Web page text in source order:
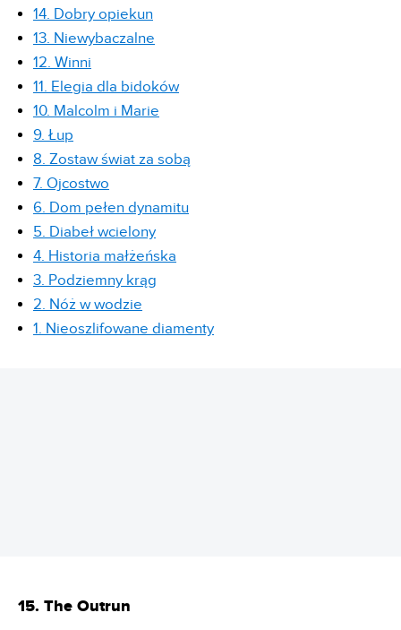
14. Dobry opiekun
13. Niewybaczalne
12. Winni
11. Elegia dla bidoków
10. Malcolm i Marie
9. Łup
8. Zostaw świat za sobą
7. Ojcostwo
6. Dom pełen dynamitu
5. Diabeł wcielony
4. Historia małżeńska
3. Podziemny krąg
2. Nóż w wodzie
1. Nieoszlifowane diamenty
15. The Outrun